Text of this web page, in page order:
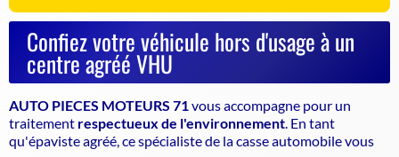
Confiez votre véhicule hors d'usage à un
centre agréé VHU
AUTO PIECES MOTEURS 71 vous accompagne pour un
traitement respectueux de l'environnement . En tant
qu'épaviste agréé , ce spécialiste de la casse automobile vous